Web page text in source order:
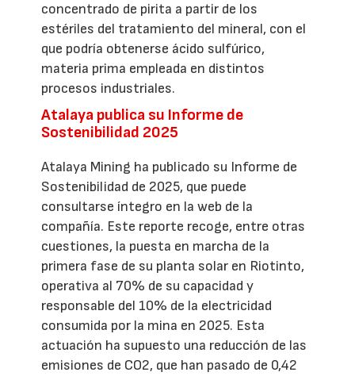
concentrado de pirita a partir de los
estériles del tratamiento del mineral, con el
que podría obtenerse ácido sulfúrico,
materia prima empleada en distintos
procesos industriales.
Atalaya publica su Informe de
Sostenibilidad 2025
Atalaya Mining ha publicado su Informe de
Sostenibilidad de 2025, que puede
consultarse íntegro en la web de la
compañía. Este reporte recoge, entre otras
cuestiones, la puesta en marcha de la
primera fase de su planta solar en Riotinto,
operativa al 70% de su capacidad y
responsable del 10% de la electricidad
consumida por la mina en 2025. Esta
actuación ha supuesto una reducción de las
emisiones de CO2, que han pasado de 0,42